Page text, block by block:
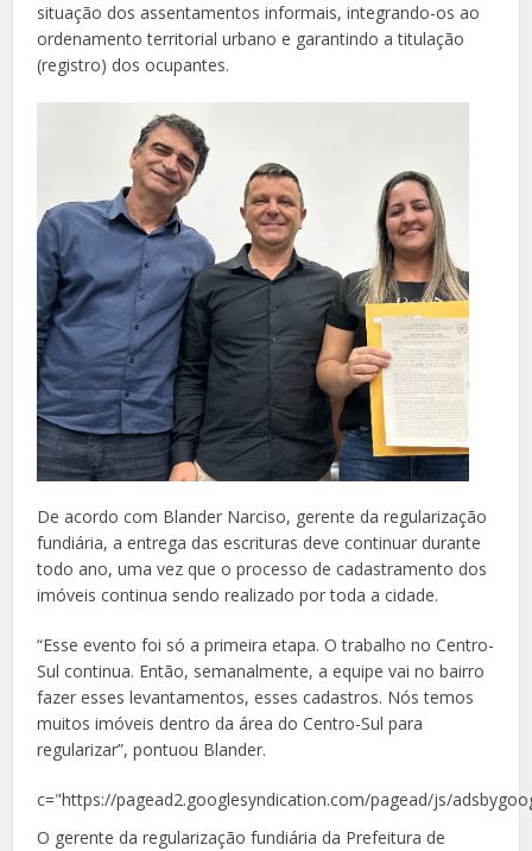
situação dos assentamentos informais, integrando-os ao
ordenamento territorial urbano e garantindo a titulação
(registro) dos ocupantes.
De acordo com Blander Narciso, gerente da regularização
fundiária, a entrega das escrituras deve continuar durante
todo ano, uma vez que o processo de cadastramento dos
imóveis continua sendo realizado por toda a cidade.
“Esse evento foi só a primeira etapa. O trabalho no Centro-
Sul continua. Então, semanalmente, a equipe vai no bairro
fazer esses levantamentos, esses cadastros. Nós temos
muitos imóveis dentro da área do Centro-Sul para
regularizar”, pontuou Blander.
c="https://pagead2.googlesyndication.com/pagead/js/
O gerente da regularização fundiária da Prefeitura de